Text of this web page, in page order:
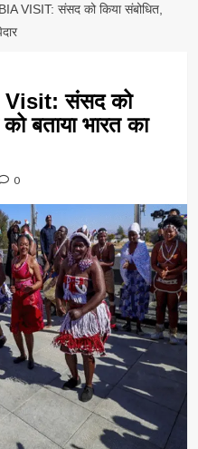
VISIT: संसद को किया संबोधित,
संसद को
को बताया भारत का
0